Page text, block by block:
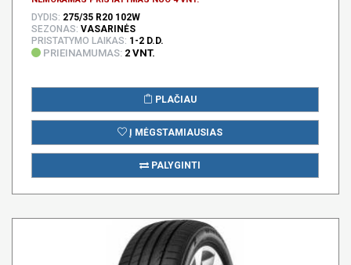
DYDIS: 275/35 R20 102W
SEZONAS: VASARINĖS
PRISTATYMO LAIKAS: 1-2 D.D.
PRIEINAMUMAS: 2 VNT.
PLAČIAU
Į MĖGSTAMIAUSIAS
PALYGINTI